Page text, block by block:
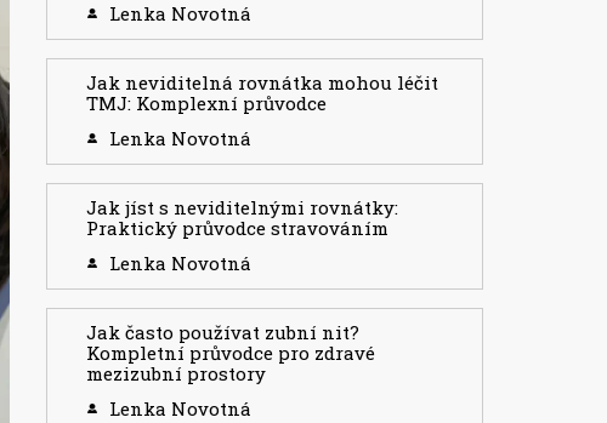
Lenka Novotná
Jak neviditelná rovnátka mohou léčit
TMJ: Komplexní průvodce
Lenka Novotná
Jak jíst s neviditelnými rovnátky:
Praktický průvodce stravováním
Lenka Novotná
Jak často používat zubní nit?
Kompletní průvodce pro zdravé
mezizubní prostory
Lenka Novotná